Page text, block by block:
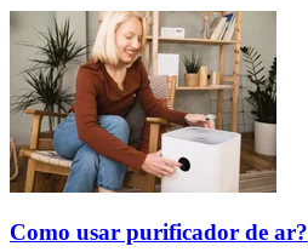
Como usar purificador de ar?